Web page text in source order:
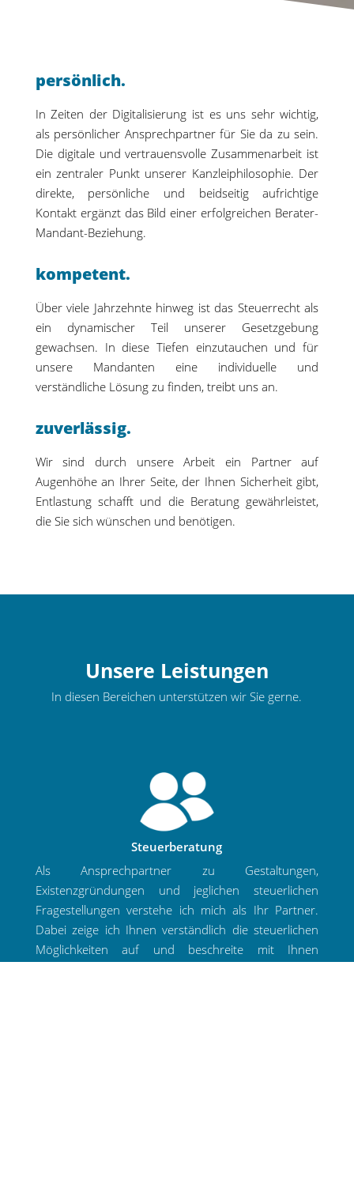
persönlich.
In Zeiten der Digitalisierung ist es uns sehr wichtig,
als persönlicher Ansprechpartner für Sie da zu sein.
Die digitale und vertrauensvolle Zusammenarbeit ist
ein zentraler Punkt unserer Kanzleiphilosophie. Der
direkte, persönliche und beidseitig aufrichtige
Kontakt ergänzt das Bild einer erfolgreichen Berater-
Mandant-Beziehung.
kompetent.
Über viele Jahrzehnte hinweg ist das Steuerrecht als
ein dynamischer Teil unserer Gesetzgebung
gewachsen. In diese Tiefen einzutauchen und für
unsere Mandanten eine individuelle und
verständliche Lösung zu finden, treibt uns an.
zuverlässig.
Wir sind durch unsere Arbeit ein Partner auf
Augenhöhe an Ihrer Seite, der Ihnen Sicherheit gibt,
Entlastung schafft und die Beratung gewährleistet,
die Sie sich wünschen und benötigen.
Unsere Leistungen
In diesen Bereichen unterstützen wir Sie gerne.
Steuerberatung
Als Ansprechpartner zu Gestaltungen,
Existenzgründungen und jeglichen steuerlichen
Fragestellungen verstehe ich mich als Ihr Partner.
Dabei zeige ich Ihnen verständlich die steuerlichen
Möglichkeiten auf und beschreite mit Ihnen